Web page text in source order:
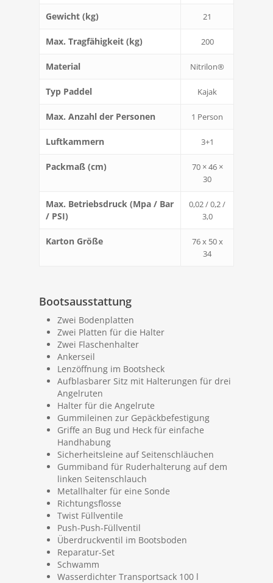
Gewicht (kg) 21
Max. Tragfähigkeit (kg) 200
Material Nitrilon®
Typ Paddel Kajak
Max. Anzahl der Personen 1 Person
Luftkammern 3+1
Packmaß (cm)
70 × 46 ×
30
Max. Betriebsdruck (Mpa / Bar
/ PSI)
0,02 / 0,2 /
3,0
Karton Größe
76 x 50 x
34
Bootsausstattung
Zwei Bodenplatten
Zwei Platten für die Halter
Zwei Flaschenhalter
Ankerseil
Lenzöffnung im Bootsheck
Aufblasbarer Sitz mit Halterungen für drei
Angelruten
Halter für die Angelrute
Gummileinen zur Gepäckbefestigung
Griffe an Bug und Heck für einfache
Handhabung
Sicherheitsleine auf Seitenschläuchen
Gummiband für Ruderhalterung auf dem
linken Seitenschlauch
Metallhalter für eine Sonde
Richtungsflosse
Twist Füllventile
Push-Push-Füllventil
Überdruckventil im Bootsboden
Reparatur-Set
Schwamm
Wasserdichter Transportsack 100 l